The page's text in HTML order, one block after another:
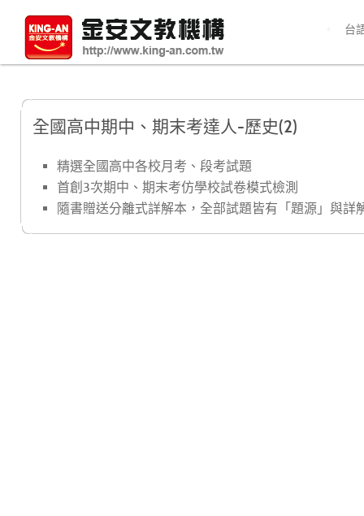
台
全國高中期中、期末考達人-歷史(2)
精選全國高中各校月考、段考試題
首創3次期中、期末考仿學校試卷模式檢測
隨書贈送分離式詳解本，全部試題皆有「題源」與詳